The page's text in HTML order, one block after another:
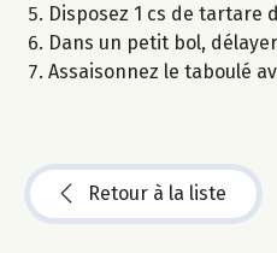
Disposez 1 cs de tartare
Dans un petit bol,
Assaisonnez le taboulé
Retour à la liste